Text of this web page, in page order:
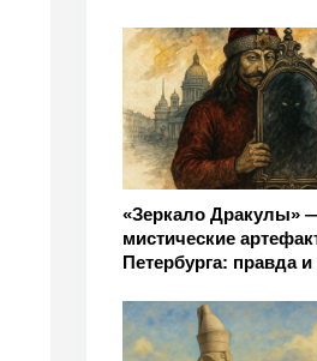
«Зеркало Дракулы»
мистические
Петербурга: правда